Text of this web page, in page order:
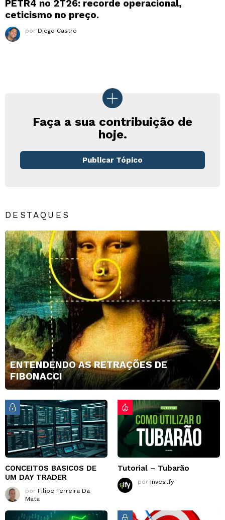
PETR4 no 2T26: recorde operacional,
ceticismo no preço.
por Diego Castro
Faça a sua contribuição de
hoje.
Publicar Tópico
DESTAQUES
ENTENDENDO AS RETRAÇÕES DE
FIBONACCI
CONCEITOS BASICOS DE
UM DAY TRADER
por Filipe Ferreira Da
Mata
Tutorial – Tubarão
por Investfy